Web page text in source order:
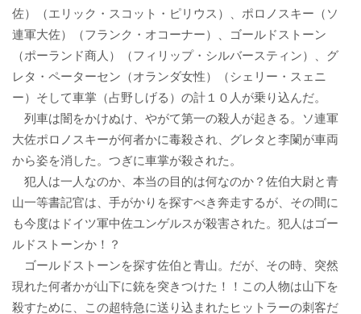
佐）（エリック・スコット・ピリウス）、ポロノスキー（ソ
連軍大佐）（フランク・オコーナー）、ゴールドストーン
（ポーランド商人）（フィリップ・シルバースティン）、グ
レタ・ペーターセン（オランダ女性）（シェリー・スェニ
ー）そして車掌（占野しげる）の計１０人が乗り込んだ。
列車は闇をかけぬけ、やがて第一の殺人が起きる。ソ連軍
大佐ポロノスキーが何者かに毒殺され、グレタと李闌が車両
から姿を消した。つぎに車掌が殺された。
犯人は一人なのか、本当の目的は何なのか？佐伯大尉と青
山一等書記官は、手がかりを探すべき奔走するが、その間に
も今度はドイツ軍中佐ユンゲルスが殺害された。犯人はゴー
ルドストーンか！？
ゴールドストーンを探す佐伯と青山。だが、その時、突然
現れた何者かが山下に銃を突きつけた！！この人物は山下を
殺すために、この超特急に送り込まれたヒットラーの刺客だ